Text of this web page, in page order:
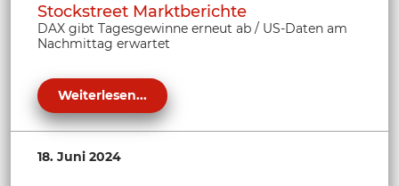
Stockstreet Marktberichte
DAX gibt Tagesgewinne erneut ab / US-Daten am
Nachmittag erwartet
Weiterlesen...
18. Juni 2024